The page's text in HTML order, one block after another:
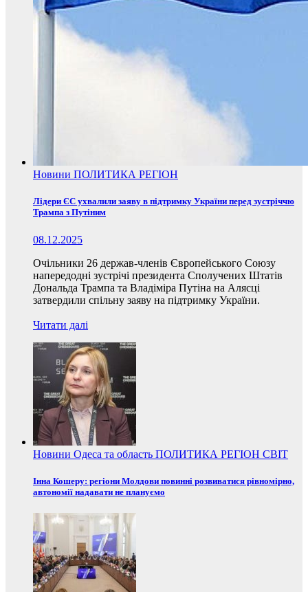
Новини ПОЛИТИКА РЕГІОН
Лідери ЄС ухвалили заяву в підтримку України перед зустріччю
Трампа з Путіним
08.12.2025
Очільники 26 держав-членів Європейського Союзу
напередодні зустрічі президента Сполучених Штатів
Дональда Трампа та Владіміра Путіна на Алясці
затвердили спільну заяву на підтримку України.
Читати далі
Новини Одеса та область ПОЛИТИКА РЕГІОН СВІТ
Інна Кошеру: регіони Молдови повинні розвиватися рівномірно,
автономії надавати не плануємо